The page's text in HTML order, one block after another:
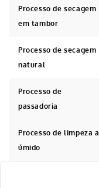
Processo de secagem
em tambor
Processo de secagem
natural
Processo de
passadoria
Processo de limpeza a
úmido